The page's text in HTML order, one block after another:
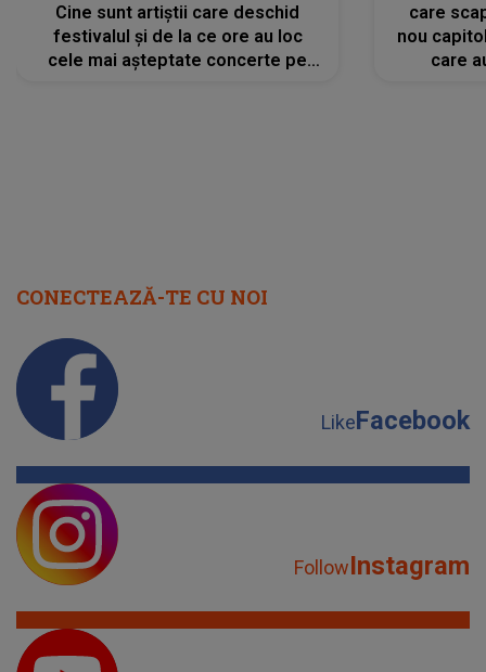
Cine sunt artiștii care deschid
festivalul și de la ce ore au loc
cele mai așteptate concerte pe
care
nou
care
CONECTEAZĂ-TE CU NOI
LikeFacebook
FollowInstagram